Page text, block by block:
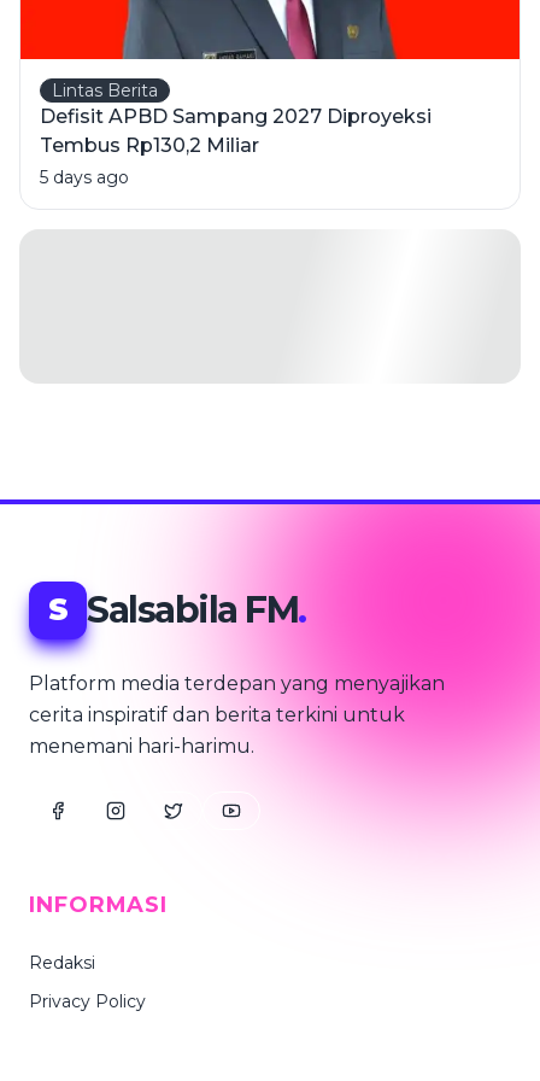
Lintas Berita
Defisit APBD Sampang 2027 Diproyeksi
Tembus Rp130,2 Miliar
5 days ago
S Salsabila FM.
Platform media terdepan yang menyajikan
cerita inspiratif dan berita terkini untuk
menemani hari-harimu.
INFORMASI
Redaksi
Privacy Policy